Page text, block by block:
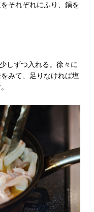
それぞれにふり、鍋を
しずつ入れる。徐々に
みて、足りなければ塩